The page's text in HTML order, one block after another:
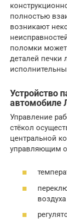
полностью
возникают
поломки
деталей печки
Устройство
автомобиле
Управление
стёкол
центральной
управляющим